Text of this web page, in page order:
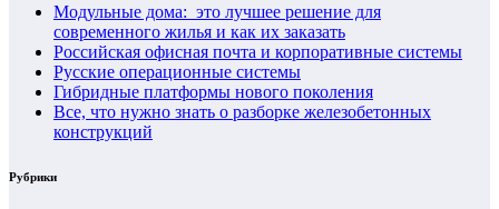
Модульные дома: это лучшее решение для
современного жилья и как их заказать
Российская офисная почта и корпоративные системы
Русские операционные системы
Гибридные платформы нового поколения
Все, что нужно знать о разборке железобетонных
конструкций
Рубрики